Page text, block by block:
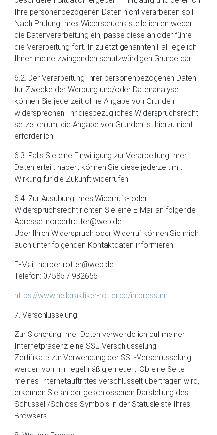
Ihre personenbezogenen Daten nicht verarbeiten soll.
Nach Prüfung Ihres Widerspruchs stelle ich entweder
die Datenverarbeitung ein, passe diese an oder führe
die Verarbeitung fort. In zuletzt genannten Fall lege ich
Ihnen meine zwingenden schutzwürdigen Gründe dar.
6.2. Der Verarbeitung Ihrer personenbezogenen Daten
für Zwecke der Werbung und/oder Datenanalyse
können Sie jederzeit ohne Angabe von Gründen
widersprechen. Ihr diesbezügliches Widerspruchsrecht
setze ich um; die Angabe von Gründen ist hierzu nicht
erforderlich.
6.3. Falls Sie eine Einwilligung zur Verarbeitung Ihrer
Daten erteilt haben, können Sie diese jederzeit mit
Wirkung für die Zukunft widerrufen.
6.4. Zur Ausübung Ihres Widerrufs- oder
Widerspruchsrecht richten Sie eine E-Mail an folgende
Adresse: norbertrotter@web.de
Über Ihren Widerspruch oder Widerruf können Sie mich
auch unter folgenden Kontaktdaten informieren:
E-Mail: norbertrotter@web.de
Telefon: 07585 / 932656
https://www.heilpraktiker-rotter.de/impressum
7. Verschlüsselung
Zur Sicherung Ihrer Daten verwende ich auf meiner
Internetpräsenz eine SSL-Verschlüsselung.
Zertifikate zur Verwendung der SSL-Verschlüsselung
werden von mir regelmäßig erneuert. Ob eine Seite
meines Internetauftrittes verschlüsselt übertragen wird,
erkennen Sie an der geschlossenen Darstellung des
Schüssel-/Schloss-Symbols in der Statusleiste Ihres
Browsers.